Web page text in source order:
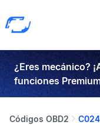
¿Eres mecánico?
funciones
Códigos OBD2